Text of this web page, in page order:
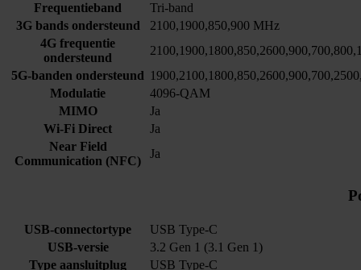
Frequentieband
Tri-band
3G bands ondersteund
2100,1900,850,900 MHz
4G frequentie
ondersteund
5G-banden ondersteund
Modulatie
4096-QAM
MIMO
Ja
Wi-Fi Direct
Ja
Near Field
Communication (NFC)
Ja
USB-connectortype
USB Type-C
USB-versie
3.2 Gen 1 (3.1 Gen 1)
Type aansluitplug
USB Type-C